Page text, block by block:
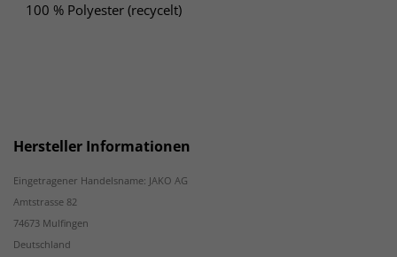
100 % Polyester (recycelt)
Hersteller Informationen
Eingetragener Handelsname: JAKO AG
Amtstrasse 82
74673 Mulfingen
Deutschland